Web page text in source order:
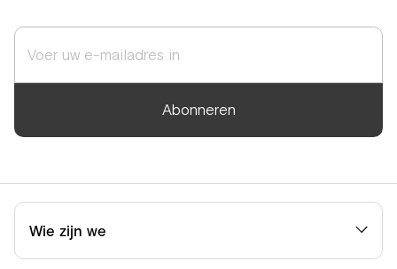
Abonneren
Wie zijn we